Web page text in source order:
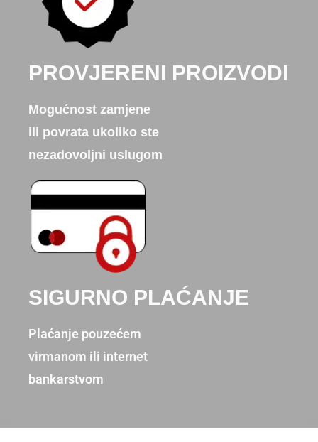
PROVJERENI PROIZVODI
Mogućnost zamjene
ili povrata ukoliko ste
nezadovoljni uslugom
SIGURNO PLAĆANJE
Plaćanje pouzećem
virmanom ili internet
bankarstvom